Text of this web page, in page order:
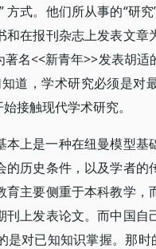
式。他们所从事的“研
在报刊杂志上发表文章
名<<新青年>>发表胡适
道，学术研究必须是对
接触现代学术研究。
上是一种在纽曼模型基
历史条件，以及学者的
主要侧重于本科教学，
上发表论文。而中国自
对已知知识掌握。那时